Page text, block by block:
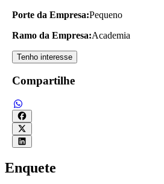
Porte da Empresa:Pequeno
Ramo da Empresa:Academia
Tenho interesse
Compartilhe
Enquete